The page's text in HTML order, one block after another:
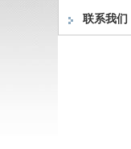
联系我们